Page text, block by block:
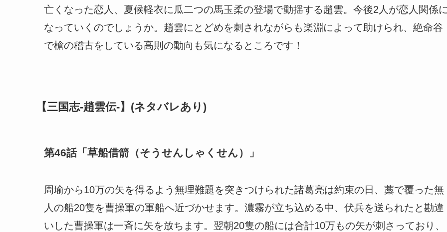
亡くなった恋人、夏候軽衣に瓜二つの馬玉柔の登場で動揺する趙雲。今後2人が恋人関係
なっていくのでしょうか。趙雲にとどめを刺されながらも楽淵によって助けられ、絶命谷
で槍の稽古をしている高則の動向も気になるところです！
【三国志-趙雲伝-】(ネタバレあり)
第46話「草船借箭（そうせんしゃくせん）」
周瑜から10万の矢を得るよう無理難題を突きつけられた諸葛亮は約束の日、藁で覆った無
人の船20隻を曹操軍の軍船へ近づかせます。濃霧が立ち込める中、伏兵を送られたと勘違
いした曹操軍は一斉に矢を放ちます。翌朝20隻の船には合計10万もの矢が刺さっており、